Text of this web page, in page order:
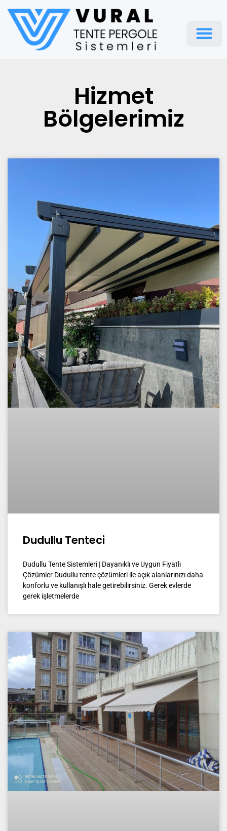
Hizmet
Bölgelerimiz
Dudullu Tenteci
Dudullu Tente Sistemleri | Dayanıklı ve Uygun Fiyatlı
Çözümler Dudullu tente çözümleri ile açık alanlarınızı daha
konforlu ve kullanışlı hale getirebilirsiniz. Gerek evlerde
gerek işletmelerde